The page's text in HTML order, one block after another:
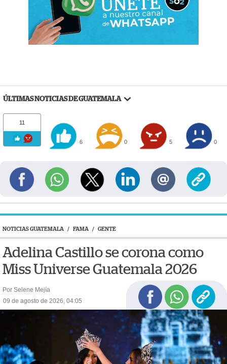
ÚLTIMAS NOTICIAS DE GUATEMALA
11
6 0 5 0
NOTICIAS GUATEMALA / FAMA / GENTE
Adelina Castillo se corona como
Miss Universe Guatemala 2026
Por Selene Mejía
09 de agosto de 2026, 04:05